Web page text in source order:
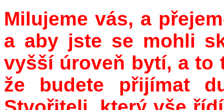
Milujeme vás, a
a aby jste se mohli
vyšší úroveň bytí, a to
že budete přijímat